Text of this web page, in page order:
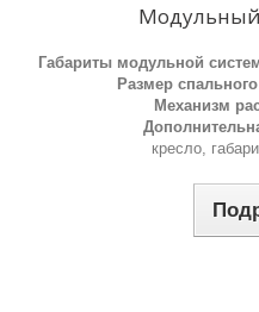
Габариты модульной
Размер
Механизм
кресло,